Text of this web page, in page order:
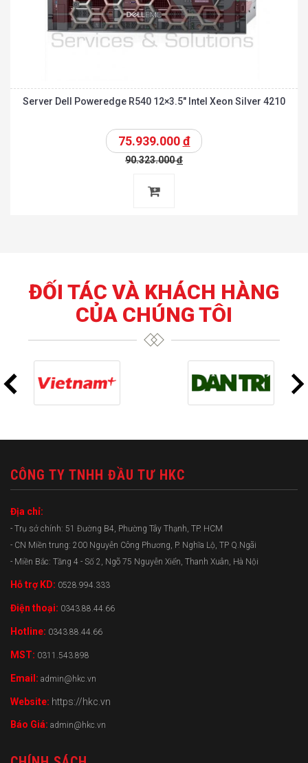
Silver 4210 chính hãng
Server Dell Poweredge R540 12×3.5″ Intel Xeon Silver 4210
75.939.000đ
90.323.000đ
ĐỐI TÁC VÀ KHÁCH HÀNG
CỦA CHÚNG TÔI
CÔNG TY TNHH ĐẦU TƯ HKC
Địa chỉ:
- Trụ sở chính: 51 Đường B4, Phường Tây Thạnh, TP. HCM
- CN Miền trung: 200 Nguyễn Công Phương, P. Nghĩa Lộ, TP Q.Ngãi
- Miền Bắc: Tầng 4 - Số 2, Ngõ 75 Nguyễn Xiển, Thanh Xuân, Hà Nội
Hỗ trợ KD: 0528.994.333
Điện thoại: 0343.88.44.66
Hotline: 0343.88.44.66
MST: 0311.543.898
Email: admin@hkc.vn
Website: https://hkc.vn
Báo Giá: admin@hkc.vn